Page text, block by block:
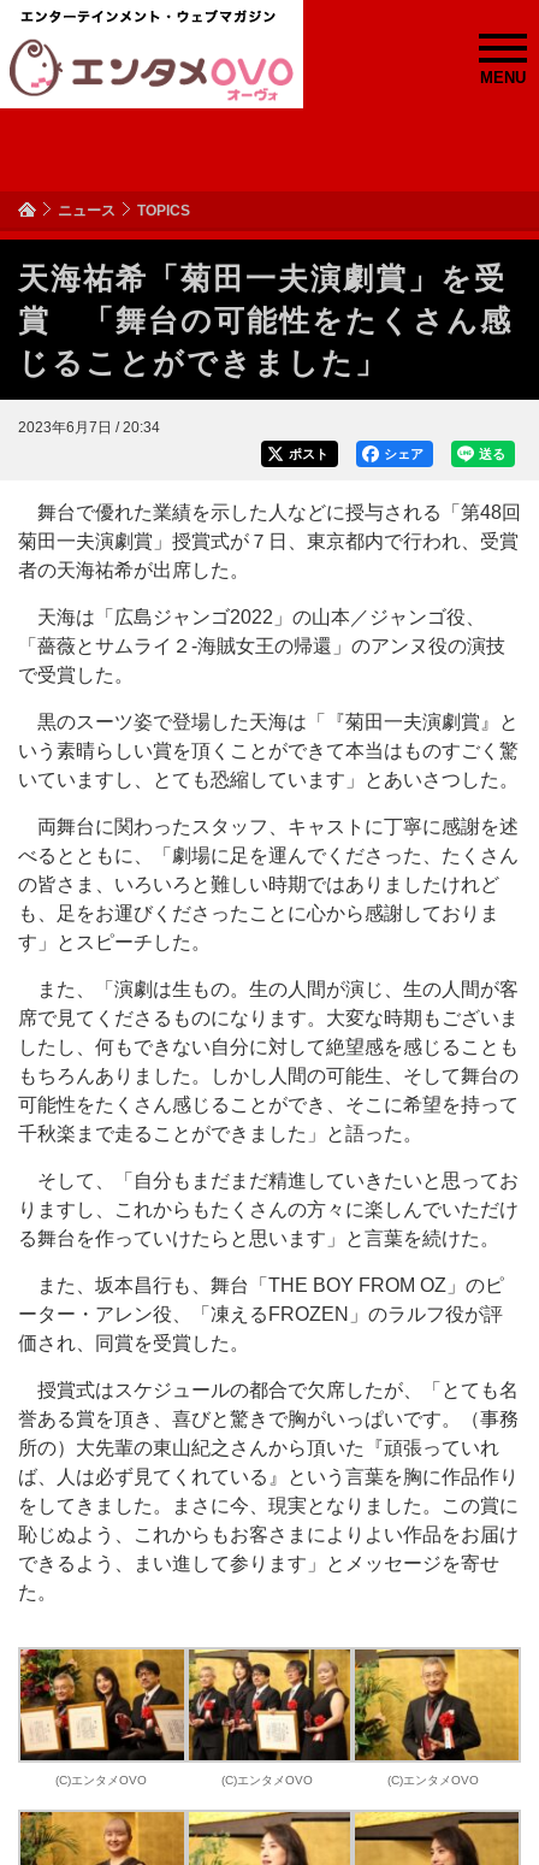
MENU
ニュース TOPICS
天海祐希「菊田一夫演劇賞」を受
賞 「舞台の可能性をたくさん感
じることができました」
2023年6月7日 / 20:34
送る
シェア
ポスト
舞台で優れた業績を示した人などに授与される「第48回
菊田一夫演劇賞」授賞式が７日、東京都内で行われ、受賞
者の天海祐希が出席した。
天海は「広島ジャンゴ2022」の山本／ジャンゴ役、
「薔薇とサムライ２‐海賊女王の帰還」のアンヌ役の演技
で受賞した。
黒のスーツ姿で登場した天海は「『菊田一夫演劇賞』と
いう素晴らしい賞を頂くことができて本当はものすごく驚
いていますし、とても恐縮しています」とあいさつした。
両舞台に関わったスタッフ、キャストに丁寧に感謝を述
べるとともに、「劇場に足を運んでくださった、たくさん
の皆さま、いろいろと難しい時期ではありましたけれど
も、足をお運びくださったことに心から感謝しておりま
す」とスピーチした。
また、「演劇は生もの。生の人間が演じ、生の人間が客
席で見てくださるものになります。大変な時期もございま
したし、何もできない自分に対して絶望感を感じることも
もちろんありました。しかし人間の可能生、そして舞台の
可能性をたくさん感じることができ、そこに希望を持って
千秋楽まで走ることができました」と語った。
そして、「自分もまだまだ精進していきたいと思ってお
りますし、これからもたくさんの方々に楽しんでいただけ
る舞台を作っていけたらと思います」と言葉を続けた。
また、坂本昌行も、舞台「THE BOY FROM OZ」のピ
ーター・アレン役、「凍えるFROZEN」のラルフ役が評
価され、同賞を受賞した。
授賞式はスケジュールの都合で欠席したが、「とても名
誉ある賞を頂き、喜びと驚きで胸がいっぱいです。（事務
所の）大先輩の東山紀之さんから頂いた『頑張っていれ
ば、人は必ず見てくれている』という言葉を胸に作品作り
をしてきました。まさに今、現実となりました。この賞に
恥じぬよう、これからもお客さまによりよい作品をお届け
できるよう、まい進して参ります」とメッセージを寄せ
た。
(C)エンタメOVO (C)エンタメOVO (C)エンタメOVO